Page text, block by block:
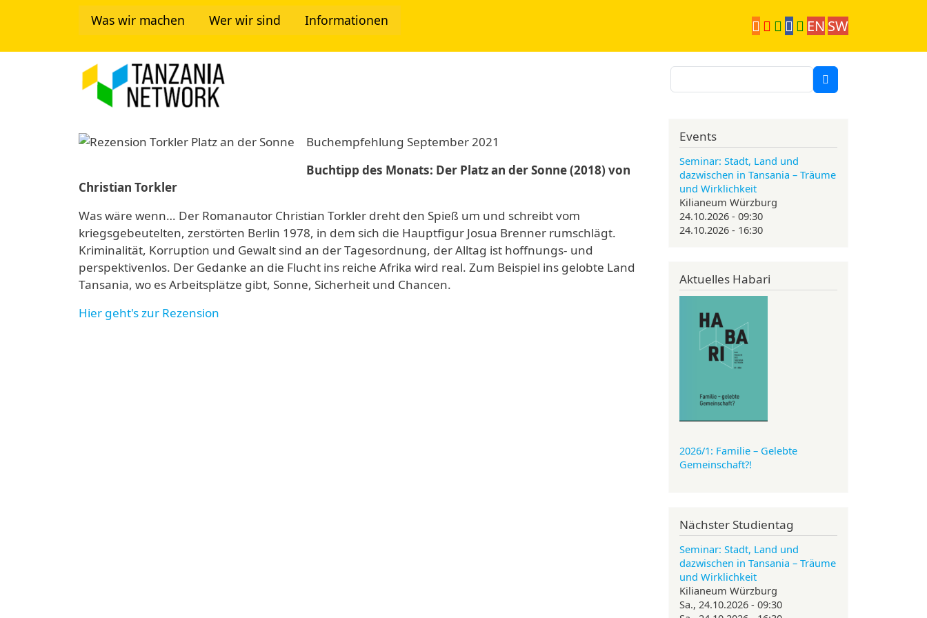
Was wir machen Wer wir sind Informationen EN SW
Image
Buchempfehlung September 2021
Buchtipp des Monats: Der Platz an der Sonne (2018) von
Christian Torkler
Was wäre wenn… Der Romanautor Christian Torkler dreht den Spieß um und schreibt vom
kriegsgebeutelten, zerstörten Berlin 1978, in dem sich die Hauptfigur Josua Brenner rumschlägt.
Kriminalität, Korruption und Gewalt sind an der Tagesordnung, der Alltag ist hoffnungs- und
perspektivenlos. Der Gedanke an die Flucht ins reiche Afrika wird real. Zum Beispiel ins gelobte Land
Tansania, wo es Arbeitsplätze gibt, Sonne, Sicherheit und Chancen.
Hier geht's zur Rezension
Events
Seminar: Stadt, Land und
dazwischen in Tansania – Träume
und Wirklichkeit
Kilianeum Würzburg
24.10.2026 - 09:30
24.10.2026 - 16:30
Aktuelles Habari
2026/1: Familie – Gelebte
Gemeinschaft?!
Nächster Studientag
Seminar: Stadt, Land und
dazwischen in Tansania – Träume
und Wirklichkeit
Kilianeum Würzburg
Sa., 24.10.2026 - 09:30